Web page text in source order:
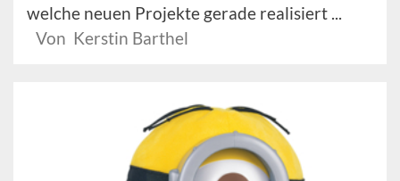
welche neuen Projekte gerade realisiert ...
Von Kerstin Barthel